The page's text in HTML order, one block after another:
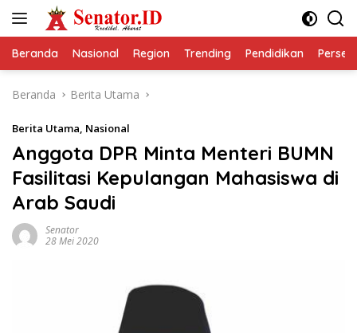
Beranda Nasional Region Trending Pendidikan
Beranda Berita Utama
Berita Utama, Nasional
Anggota DPR Minta Menteri BUMN
Fasilitasi Kepulangan Mahasiswa di
Arab Saudi
Senator
28 Mei 2020